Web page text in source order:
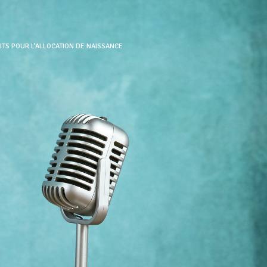
POUR L’ALLOCATION DE NAISSANCE